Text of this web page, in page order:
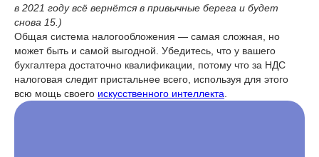
в 2021 году всё вернётся в привычные берега и будет
снова 15.)
Общая система налогообложения — самая сложная, но
может быть и самой выгодной. Убедитесь, что у вашего
бухгалтера достаточно квалификации, потому что за НДС
налоговая следит пристальнее всего, используя для этого
всю мощь своего искусственного интеллекта